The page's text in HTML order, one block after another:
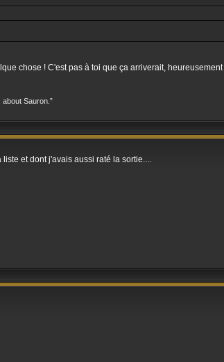
chose ! C'est pas à toi que ça arriverait, heureusement
Sauron.”
et dont j'avais aussi raté la sortie....